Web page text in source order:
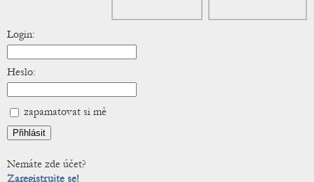
Login:
Heslo:
zapamatovat si mě
Nemáte zde účet?
Zaregistrujte se!